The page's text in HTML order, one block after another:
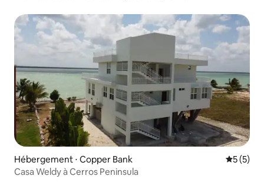
Hébergement ⋅ Copper Bank
5 (5)
Casa Weldy à Cerros Peninsula